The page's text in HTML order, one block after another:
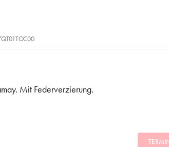
Mit Federverzierung.